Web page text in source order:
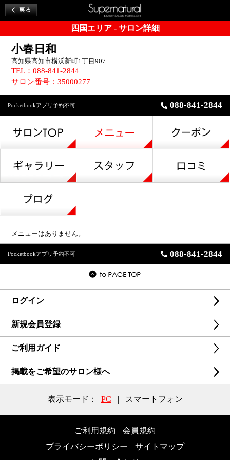
四国エリア - サロン詳細
小春日和
高知県高知市横浜新町1丁目907
TEL：088-841-2844
サロン番号：35000277
Pocketbookアプリ予約不可 088-841-2844
メニューはありません。
Pocketbookアプリ予約不可 088-841-2844
ログイン
新規会員登録
ご利用ガイド
掲載をご希望のサロン様へ
表示モード： PC | スマートフォン
ご利用規約
会員規約
プライバシーポリシー
サイトマップ